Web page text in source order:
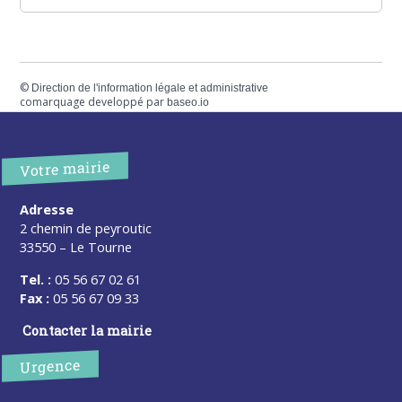
© Direction de l'information légale et administrative
comarquage developpé parbaseo.io
Votre mairie
Adresse
2 chemin de peyroutic
33550 – Le Tourne
Tel. : 05 56 67 02 61
Fax : 05 56 67 09 33
Contacter la mairie
Urgence